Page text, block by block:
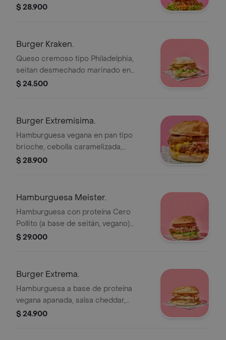
canela, veganesa de cilantro,
$ 28.900
Burger Kraken.
Queso cremoso tipo Philadelphia,
seitan desmechado marinado en
reducción de balsámico y whisky, mix
$ 24.500
Burger Extremísima.
Hamburguesa vegana en pan tipo
brioche, cebolla caramelizada,
proteína cero pollito, aros de cebolla,
$ 28.900
Hamburguesa Meister.
Hamburguesa con proteína Cero
Pollito (a base de seitán, vegano)
apanado, orellanas apanadas,
veganesa blanca.
$ 29.000
Burger Extrema.
Hamburguesa a base de proteína
vegana apanada, salsa cheddar,
tocineta vegana, queso mozzarella
$ 24.900